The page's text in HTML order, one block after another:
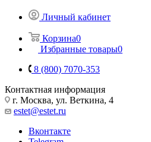
Личный кабинет
Корзина0
Избранные товары0
8 (800) 7070-353
Контактная информация
г. Москва, ул. Веткина, 4
estet@estet.ru
Вконтакте